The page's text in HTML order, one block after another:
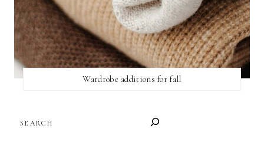
Wardrobe additions for fall